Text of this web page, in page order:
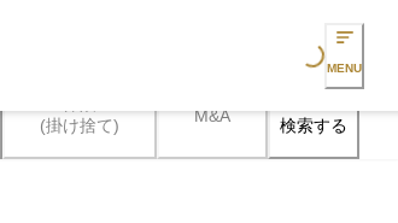
Loading...
MENU
(掛け捨て)
M&A 検索する